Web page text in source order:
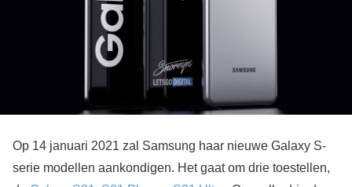
Op 14 januari 2021 zal Samsung haar nieuwe Galaxy S-
serie modellen aankondigen. Het gaat om drie toestellen,